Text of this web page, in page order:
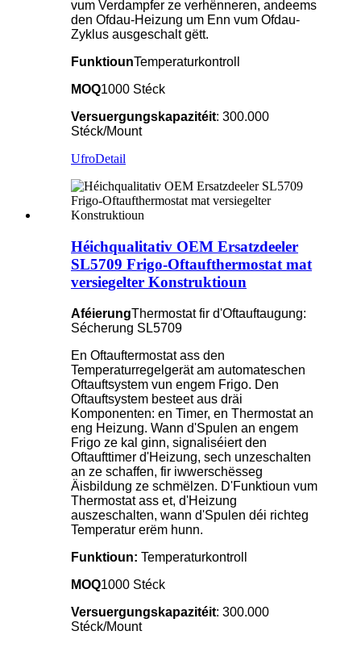
vum Verdampfer ze verhënneren, andeems
den Ofdau-Heizung um Enn vum Ofdau-
Zyklus ausgeschalt gëtt.
FunktiounTemperaturkontroll
MOQ1000 Stéck
Versuergungskapazitéit: 300.000
Stéck/Mount
UfroDetail
Héichqualitativ OEM Ersatzdeeler
SL5709 Frigo-Oftaufthermostat mat
versiegelter Konstruktioun
AféierungThermostat fir d'Oftauftaugung:
Sécherung SL5709
En Oftauftermostat ass den
Temperaturregelgerät am automateschen
Oftauftsystem vun engem Frigo. Den
Oftauftsystem besteet aus dräi
Komponenten: en Timer, en Thermostat an
eng Heizung. Wann d'Spulen an engem
Frigo ze kal ginn, signaliséiert den
Oftaufttimer d'Heizung, sech unzeschalten
an ze schaffen, fir iwwerschësseg
Äisbildung ze schmëlzen. D'Funktioun vum
Thermostat ass et, d'Heizung
auszeschalten, wann d'Spulen déi richteg
Temperatur erëm hunn.
Funktioun: Temperaturkontroll
MOQ1000 Stéck
Versuergungskapazitéit: 300.000
Stéck/Mount